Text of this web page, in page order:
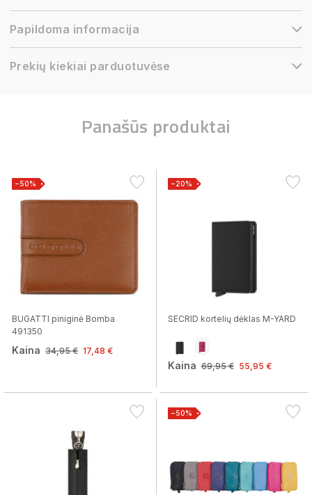
Papildoma informacija
Prekių kiekiai parduotuvėse
Panašūs produktai
−50%
BUGATTI piniginė Bomba
491350
Kaina 34,95 € 17,48 €
−20%
SECRID kortelių dėklas M-YARD
Kaina 69,95 € 55,95 €
−50%